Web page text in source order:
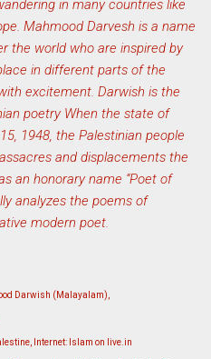
in many countries like
Mahmood Darvesh is a name
the world who are inspired by
in different parts of the
excitement. Darwish is the
poetry When the state of
1948, the Palestinian people
and displacements the
an honorary name “Poet of
analyzes the poems of
modern poet.
Darwish (Malayalam),
Internet: Islam on live.in